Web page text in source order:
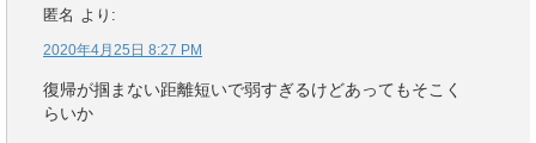
匿名 より:
2020年4月25日 8:27 PM
復帰が掴まない距離短いで弱すぎるけどあってもそこく
らいか